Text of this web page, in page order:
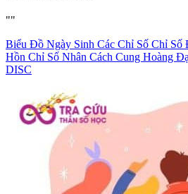
""
Biểu Đồ Ngày Sinh Các Chỉ Số Chỉ Số
Hồn Chỉ Số Nhân Cách Cung Hoàng
DISC